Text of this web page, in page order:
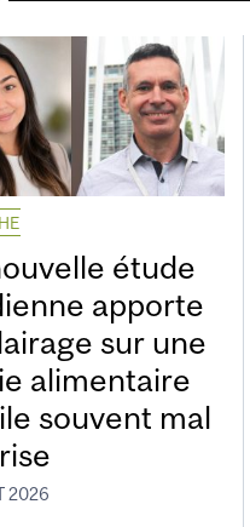
étude
apporte
sur une
alimentaire
souvent mal
2026